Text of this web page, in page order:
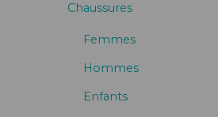
Chaussures
Femmes
Hommes
Enfants